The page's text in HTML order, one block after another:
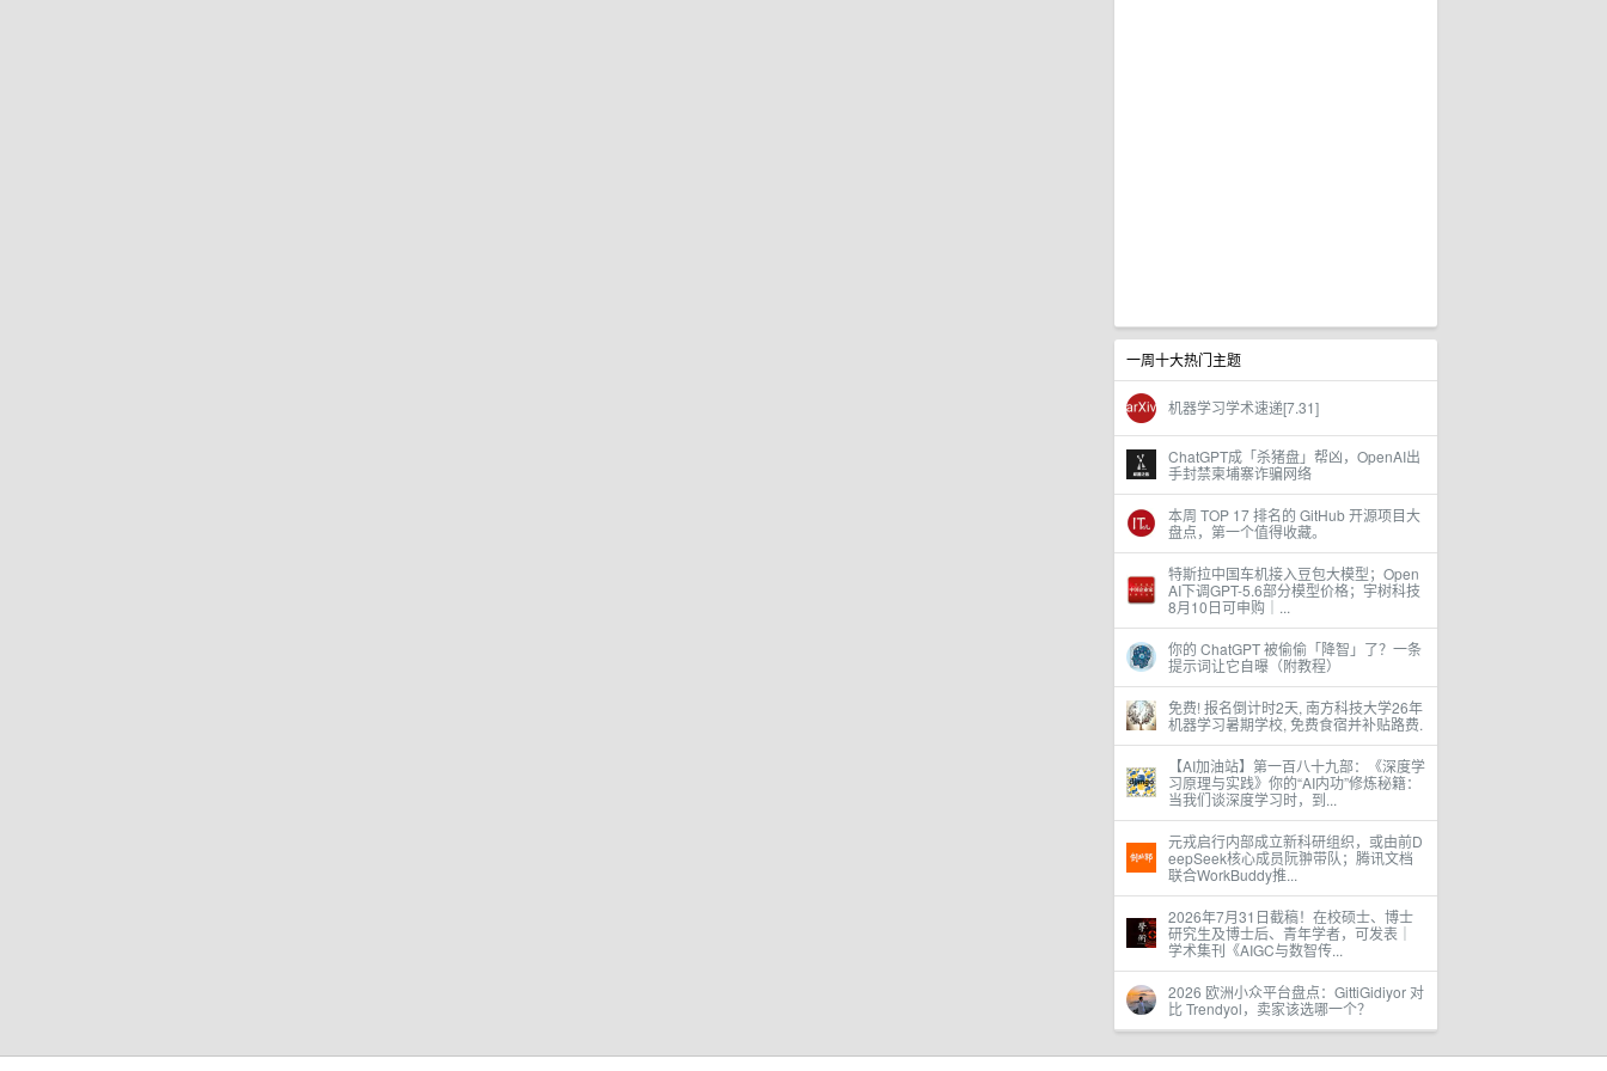
一周十大热门主题
机器学习学术速递[7.31]
ChatGPT成「杀猪盘」帮凶，OpenAI出
手封禁柬埔寨诈骗网络
本周 TOP 17 排名的 GitHub 开源项目大
盘点，第一个值得收藏。
特斯拉中国车机接入豆包大模型；Open
AI下调GPT-5.6部分模型价格；宇树科技
8月10日可申购｜...
你的 ChatGPT 被偷偷「降智」了？一条
提示词让它自曝（附教程）
免费! 报名倒计时2天, 南方科技大学26年
机器学习暑期学校, 免费食宿并补贴路费.
【AI加油站】第一百八十九部：《深度学
习原理与实践》你的“AI内功”修炼秘籍：
当我们谈深度学习时，到...
元戎启行内部成立新科研组织，或由前D
eepSeek核心成员阮翀带队；腾讯文档
联合WorkBuddy推...
2026年7月31日截稿！在校硕士、博士
研究生及博士后、青年学者，可发表｜
学术集刊《AIGC与数智传...
2026 欧洲小众平台盘点：GittiGidiyor 对
比 Trendyol，卖家该选哪一个？